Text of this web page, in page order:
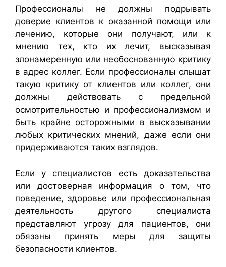
Профессионалы не должны подрывать
доверие клиентов к оказанной помощи или
лечению, которые они получают, или к
мнению тех, кто их лечит, высказывая
злонамеренную или необоснованную критику
в адрес коллег. Если профессионалы слышат
такую критику от клиентов или коллег, они
должны действовать с предельной
осмотрительностью и профессионализмом и
быть крайне осторожными в высказывании
любых критических мнений, даже если они
придерживаются таких взглядов.
Если у специалистов есть доказательства
или достоверная информация о том, что
поведение, здоровье или профессиональная
деятельность другого специалиста
представляют угрозу для пациентов, они
обязаны принять меры для защиты
безопасности клиентов.